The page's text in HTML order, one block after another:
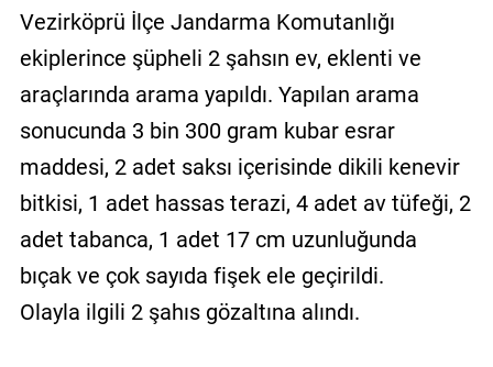
Vezirköprü İlçe Jandarma Komutanlığı
ekiplerince şüpheli 2 şahsın ev, eklenti ve
araçlarında arama yapıldı. Yapılan arama
sonucunda 3 bin 300 gram kubar esrar
maddesi, 2 adet saksı içerisinde dikili kenevir
bitkisi, 1 adet hassas terazi, 4 adet av tüfeği, 2
adet tabanca, 1 adet 17 cm uzunluğunda
bıçak ve çok sayıda fişek ele geçirildi.
Olayla ilgili 2 şahıs gözaltına alındı.